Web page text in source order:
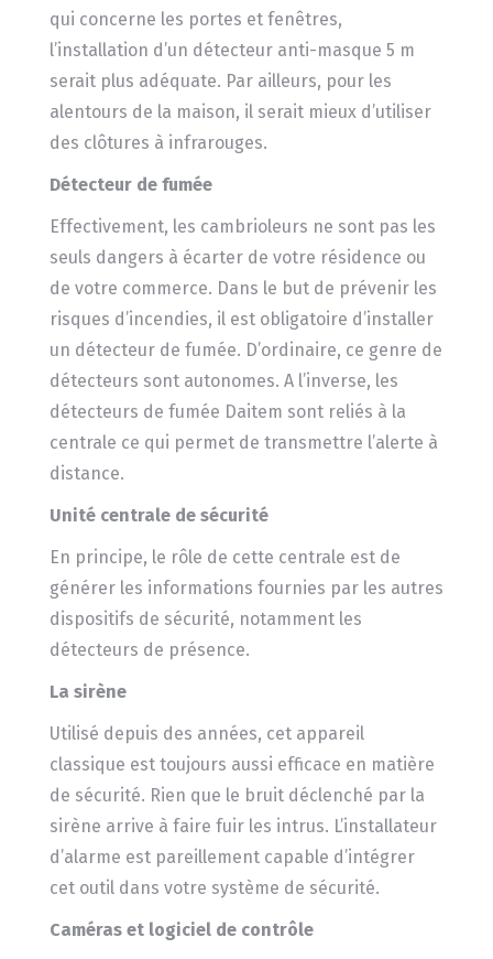
qui concerne les portes et fenêtres,
l’installation d’un détecteur anti-masque 5 m
serait plus adéquate. Par ailleurs, pour les
alentours de la maison, il serait mieux d’utiliser
des clôtures à infrarouges.
Détecteur de fumée
Effectivement, les cambrioleurs ne sont pas les
seuls dangers à écarter de votre résidence ou
de votre commerce. Dans le but de prévenir les
risques d’incendies, il est obligatoire d’installer
un détecteur de fumée. D’ordinaire, ce genre de
détecteurs sont autonomes. A l’inverse, les
détecteurs de fumée Daitem sont reliés à la
centrale ce qui permet de transmettre l’alerte à
distance.
Unité centrale de sécurité
En principe, le rôle de cette centrale est de
générer les informations fournies par les autres
dispositifs de sécurité, notamment les
détecteurs de présence.
La sirène
Utilisé depuis des années, cet appareil
classique est toujours aussi efficace en matière
de sécurité. Rien que le bruit déclenché par la
sirène arrive à faire fuir les intrus. L’installateur
d’alarme est pareillement capable d’intégrer
cet outil dans votre système de sécurité.
Caméras et logiciel de contrôle